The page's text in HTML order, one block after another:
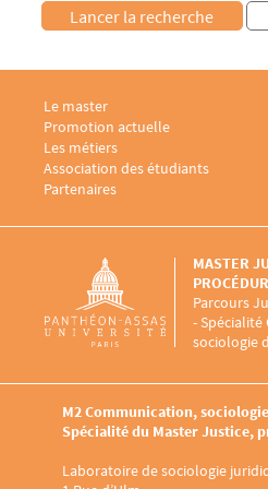
Menu footer M2 Communication,
Le master
Menu footer M2 Communication,
Promotion actuelle
Menu footer M2 Communication,
Les métiers
Menu footer M2 Communication,
Association des étudiants
Menu footer M2 Communication,
Partenaires
Parcours
-
sociologie
MASTER
M2 Communication,
Spécialité du Master Justice,
Laboratoire de sociologie